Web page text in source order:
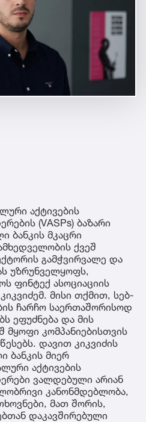
აქტივების
(VASPs) ბაზარი
ბანკის მკაცრი
ქვეშ
გამჭვირვალე და
უზრუნველყოფს,
ფინტექ ასოციაციის
მისი თქმით, სებ-
ჩარჩო საერთაშორისოდ
ეფუძნება და მის
მყოფი კომპანიებისთვის
დავით კიკვიძის
ბანკის მიერ
აქტივების
ვალდებული არიან
კანონმდებლობა,
მათ შორის,
დაკავშირებული